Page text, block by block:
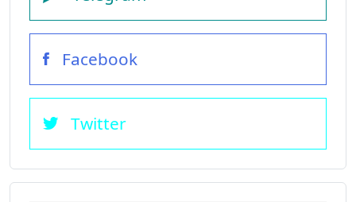
Facebook
Twitter